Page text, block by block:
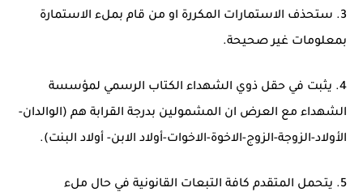
3. ستحذف الاستمارات المكررة او من قام بملء الاستمارة
بمعلومات غير صحيحة.
4. يثبت في حقل ذوي الشهداء الكتاب الرسمي لمؤسسة
الشهداء مع العرض ان المشمولين بدرجة القرابة هم (الوالدان-
الأولاد-الزوجة-الزوج-الاخوة-الاخوات-أولاد الابن- أولاد البنت).
5. يتحمل المتقدم كافة التبعات القانونية في حال ملء